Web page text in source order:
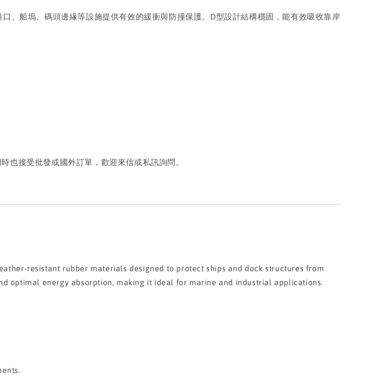
、船塢、碼頭邊緣等設施提供有效的緩衝與防撞保護。D型設計結構穩固，能有效吸收靠岸
也接受批發或國外訂單，歡迎來信或私訊詢問。
resistant rubber materials designed to protect ships and dock structures from
optimal energy absorption, making it ideal for marine and industrial applications.